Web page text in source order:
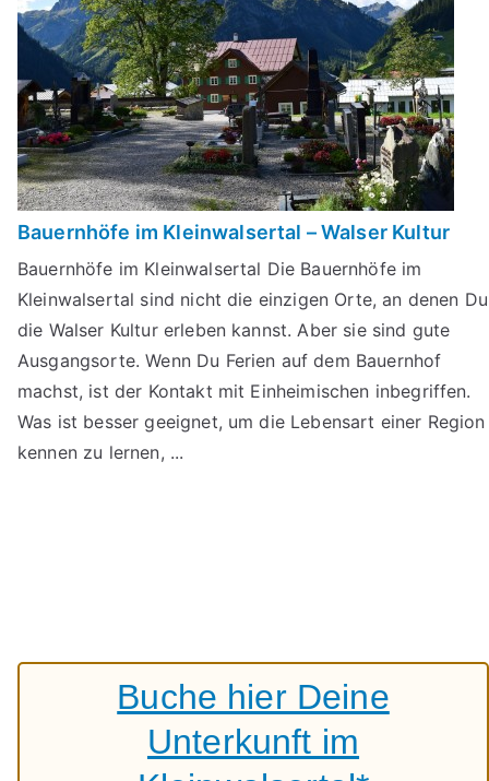
Bauernhöfe im Kleinwalsertal – Walser Kultur
Bauernhöfe im Kleinwalsertal Die Bauernhöfe im
Kleinwalsertal sind nicht die einzigen Orte, an denen Du
die Walser Kultur erleben kannst. Aber sie sind gute
Ausgangsorte. Wenn Du Ferien auf dem Bauernhof
machst, ist der Kontakt mit Einheimischen inbegriffen.
Was ist besser geeignet, um die Lebensart einer Region
kennen zu lernen, ...
Buche hier Deine
Unterkunft im